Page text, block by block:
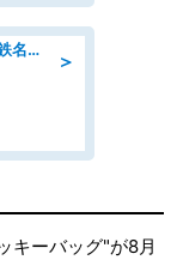
＞
介護職・ヘルパー/デイサービス/近鉄名古屋線 高田本山/津市/三重県
キーバッグ"が8月